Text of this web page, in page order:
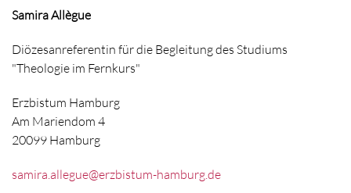
Samira Allègue
Diözesanreferentin für die Begleitung des Studiums
"Theologie im Fernkurs"
Erzbistum Hamburg
Am Mariendom 4
20099 Hamburg
samira.allegue@erzbistum-hamburg.de